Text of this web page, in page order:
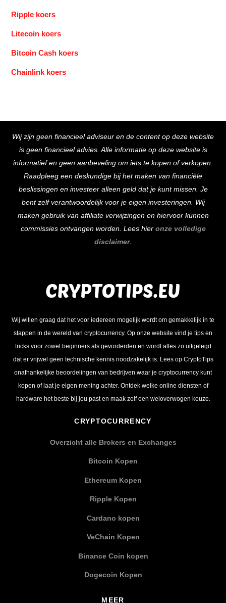
Ripple koers
Litecoin koers
Bitcoin Cash koers
Chainlink koers
To
Top
Wij zijn geen financieel adviseur en de content op deze website
is geen financieel advies. Alle informatie op deze website is
informatief en geen aanbeveling om iets te kopen of verkopen.
Raadpleeg een deskundige bij het maken van financiële
beslissingen en investeer alleen geld dat je kunt missen. Je
bent zelf verantwoordelijk voor je eigen investeringen. Wij
maken gebruik van affiliate verwijzingen en hiervoor kunnen
commissies ontvangen worden. Lees hier onze volledige
disclaimer.
Wij willen graag dat het voor iedereen mogelijk wordt om gemakkelijk in te
stappen in de wereld van cryptocurrency. Op onze website vind je tips en
tricks voor zowel beginners als gevorderden en wordt alles zo uitgelegd
dat er vrijwel geen technische kennis noodzakelijk is. Lees op CryptoTips
onafhankelijke beoordelingen van bedrijven waar je cryptocurrency kunt
kopen of laat je eigen mening achter. Ontdek welke online diensten of
hardware het beste bij jou past en maak zelf een weloverwogen keuze.
CRYPTOCURRENCY
Overzicht alle Brokers en Exchanges
Bitcoin Kopen
Ethereum Kopen
Ripple Kopen
Cardano kopen
VeChain Kopen
Binance Coin kopen
Dogecoin Kopen
MEER